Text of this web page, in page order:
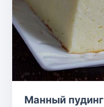
Манный пудинг